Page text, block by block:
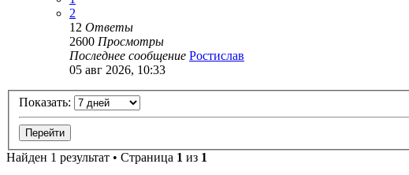
2
12 Ответы
2600 Просмотры
Последнее сообщение Ростислав
05 авг 2026, 10:33
Показать:
Найден 1 результат • Страница 1 из 1